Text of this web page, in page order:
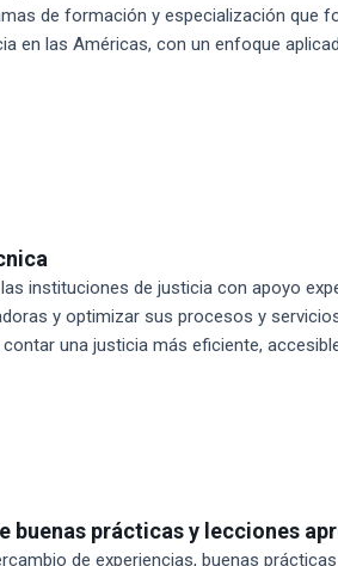
de formación y especialización que
en las Américas, con un enfoque
instituciones de justicia con apoyo
y optimizar sus procesos y
una justicia más eficiente,
buenas prácticas y lecciones
de experiencias, buenas